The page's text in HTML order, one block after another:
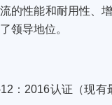
的性能和耐用性、
领导地位。
：2016认证（现